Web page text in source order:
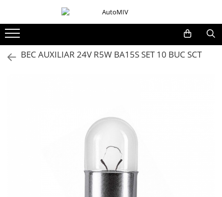
Oferta Saptamanii
Butoane Blocare/Deblocare
Buton Clapeta Rezervor
BEC AUXILIAR 24V R5W BA15S SET 10 BUC SCT